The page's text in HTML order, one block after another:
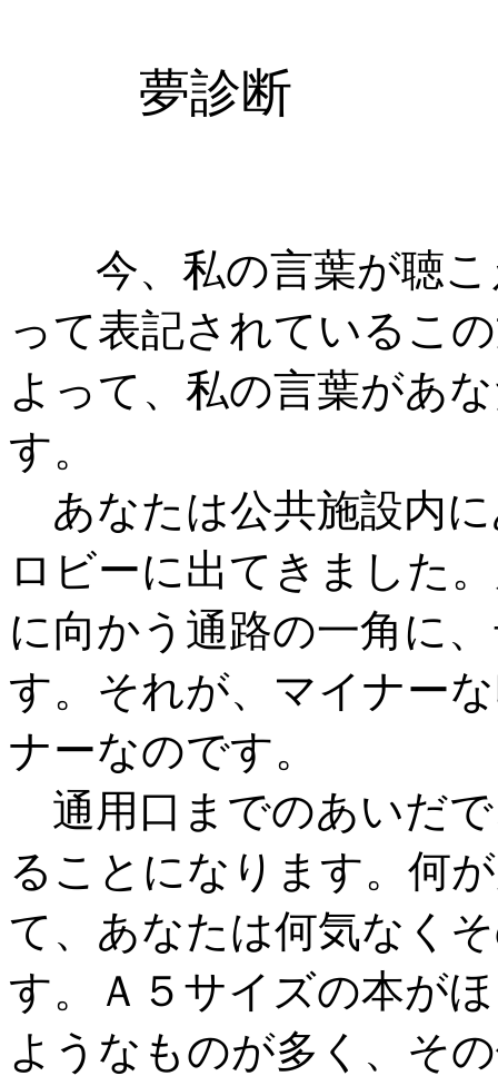
夢診断
今、私の言葉が聴こ
って表記されているこ
よって、私の言葉があ
す。
あなたは公共施設内
ロビーに出てきました
に向かう通路の一角に
す。それが、マイナー
ナーなのです。
通用口までのあいだ
ることになります。何
て、あなたは何気なく
す。Ａ５サイズの本が
ようなものが多く、そ